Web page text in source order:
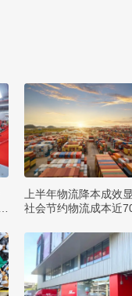
上半年物流降本成效
社会节约物流成本近